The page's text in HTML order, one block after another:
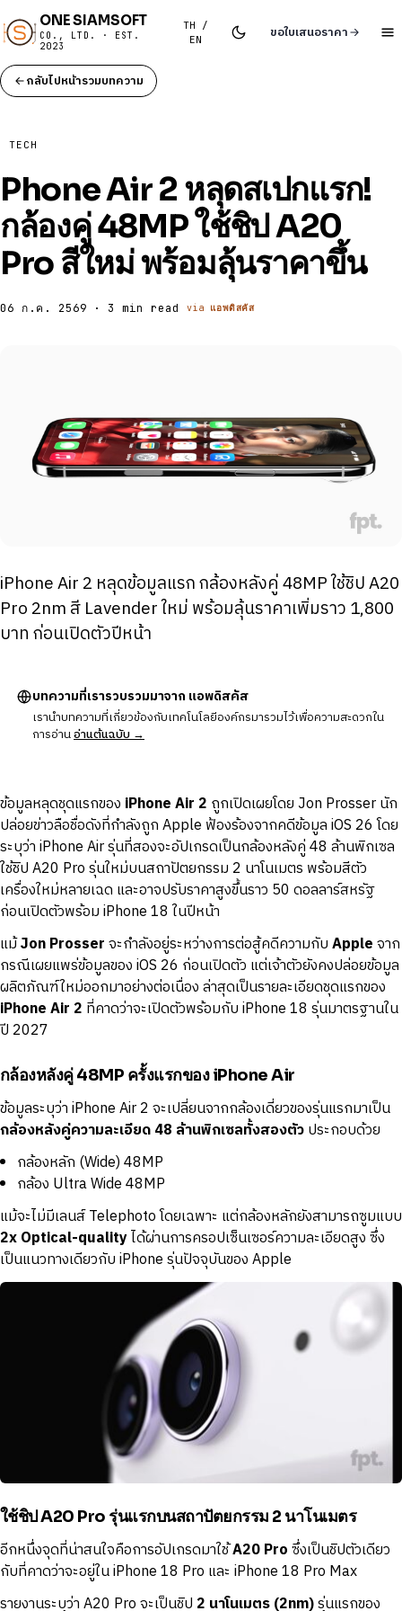
ONE SIAMSOFT
CO., LTD. · EST.
2023
TH /
EN
ขอใบเสนอราคา
กลับไปหน้ารวมบทความ
TECH
Phone Air 2 หลุดสเปกแรก!
กล้องคู่ 48MP ใช้ชิป A20
Pro สีใหม่ พร้อมลุ้นราคาขึ้น
06 ก.ค. 2569 · 3 min read via แอพดิสคัส
iPhone Air 2 หลุดข้อมูลแรก กล้องหลังคู่ 48MP ใช้ชิป A20
Pro 2nm สี Lavender ใหม่ พร้อมลุ้นราคาเพิ่มราว 1,800
บาท ก่อนเปิดตัวปีหน้า
บทความที่เรารวบรวมมาจาก แอพดิสคัส
เรานำบทความที่เกี่ยวข้องกับเทคโนโลยีองค์กรมารวมไว้เพื่อความสะดวกใน
การอ่านอ่านต้นฉบับ →
ข้อมูลหลุดชุดแรกของ iPhone Air 2 ถูกเปิดเผยโดย Jon Prosser นัก
ปล่อยข่าวลือชื่อดังที่กำลังถูก Apple ฟ้องร้องจากคดีข้อมูล iOS 26 โดย
ระบุว่า iPhone Air รุ่นที่สองจะอัปเกรดเป็นกล้องหลังคู่ 48 ล้านพิกเซล
ใช้ชิป A20 Pro รุ่นใหม่บนสถาปัตยกรรม 2 นาโนเมตร พร้อมสีตัว
เครื่องใหม่หลายเฉด และอาจปรับราคาสูงขึ้นราว 50 ดอลลาร์สหรัฐ
ก่อนเปิดตัวพร้อม iPhone 18 ในปีหน้า
แม้Jon Prosserจะกำลังอยู่ระหว่างการต่อสู้คดีความกับAppleจาก
กรณีเผยแพร่ข้อมูลของ iOS 26 ก่อนเปิดตัว แต่เจ้าตัวยังคงปล่อยข้อมูล
ผลิตภัณฑ์ใหม่ออกมาอย่างต่อเนื่อง ล่าสุดเป็นรายละเอียดชุดแรกของ
iPhone Air 2 ที่คาดว่าจะเปิดตัวพร้อมกับ iPhone 18 รุ่นมาตรฐานใน
ปี 2027
กล้องหลังคู่ 48MP ครั้งแรกของ iPhone Air
ข้อมูลระบุว่า iPhone Air 2 จะเปลี่ยนจากกล้องเดี่ยวของรุ่นแรกมาเป็น
กล้องหลังคู่ความละเอียด 48 ล้านพิกเซลทั้งสองตัวประกอบด้วย
กล้องหลัก (Wide) 48MP
กล้อง Ultra Wide 48MP
แม้จะไม่มีเลนส์ Telephoto โดยเฉพาะ แต่กล้องหลักยังสามารถซูมแบบ
2x Optical-qualityได้ผ่านการครอปเซ็นเซอร์ความละเอียดสูง ซึ่ง
เป็นแนวทางเดียวกับ iPhone รุ่นปัจจุบันของ Apple
ใช้ชิป A20 Pro รุ่นแรกบนสถาปัตยกรรม 2 นาโนเมตร
อีกหนึ่งจุดที่น่าสนใจคือการอัปเกรดมาใช้A20 Proซึ่งเป็นชิปตัวเดียว
กับที่คาดว่าจะอยู่ใน iPhone 18 Pro และ iPhone 18 Pro Max
รายงานระบุว่า A20 Pro จะเป็นชิป 2 นาโนเมตร (2nm)รุ่นแรกของ